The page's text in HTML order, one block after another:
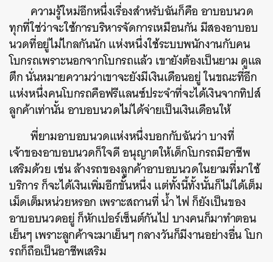
ความรู้ใหม่อีกหนึ่งเรื่องสำหรับฉันก็คือ อาบอบนวด
ทุกที่ใช่ว่าจะใช้การบริหารจัดการเหมือนกัน มีสองอาบอบ
นวดที่อยู่ไม่ไกลกันนัก แห่งหนึ่งใช้ระบบพนักงานกับคน
โบกรถเพราะนอกจากโบกรถแล้ว เขายังต้องเป็นยาม ดูแล
ตึก นั่นหมายความว่าเขาจะยังมีเงินเดือนอยู่ ในขณะที่อีก
แห่งหนึ่งคนโบกรถคือฟรีแลนซ์ประจำที่จะได้เงินจากทิปส์
ลูกค้าเท่านั้น อาบอบนวดไม่ได้จ่ายเป็นเงินเดือนให้
พี่ยามอาบอบนวดแห่งหนึ่งบอกกับฉันว่า บางที่
เจ้าของอาบอบนวดก็ใจดี อนุญาตให้เด็กโบกรถมีอาชีพ
เสริมด้วย เช่น ล้างรถของลูกค้าอาบอบนวดในยามที่มาใช้
บริการ ก็จะได้เงินเพิ่มอีกขั้นหนึ่ง แต่ทั้งนี้ทั้งนั้นก็ไม่ได้เต็ม
เม็ดเต็มหน่วยหรอก เพราะสถานที่ น้ำ ไฟ ก็ยังเป็นของ
อาบอบนวดอยู่ ก็หักเปอร์เซ็นต์กันไป บางคนก็มาทำตอน
เย็นๆ เพราะลูกค้าจะมาเย็นๆ กลางวันก็มีงานอย่างอื่น โบก
รถก็ถือเป็นอาชีพเสริม